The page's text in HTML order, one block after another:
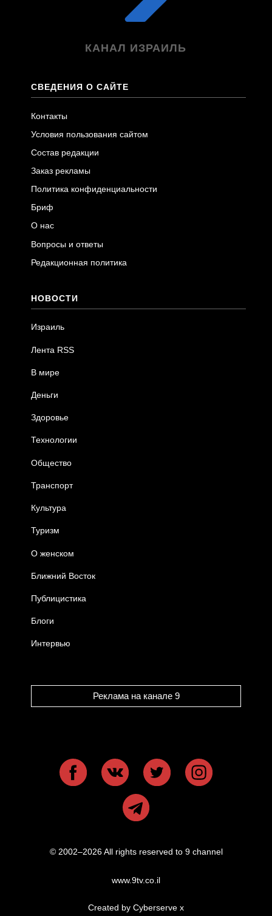
КАНАЛ ИЗРАИЛЬ
СВЕДЕНИЯ О САЙТЕ
Контакты
Условия пользования сайтом
Состав редакции
Заказ рекламы
Политика конфиденциальности
Бриф
О нас
Вопросы и ответы
Редакционная политика
НОВОСТИ
Израиль
Лента RSS
В мире
Деньги
Здоровье
Технологии
Общество
Транспорт
Культура
Туризм
О женском
Ближний Восток
Публицистика
Блоги
Интервью
Реклама на канале 9
© 2002–2026 All rights reserved to 9 channel
www.9tv.co.il
Created by Cyberserve x